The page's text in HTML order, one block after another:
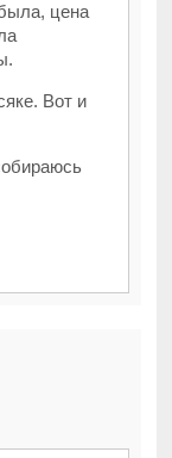
цена
Вот и